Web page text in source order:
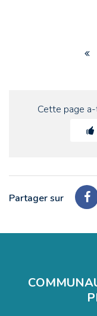
Cette page
Partager sur